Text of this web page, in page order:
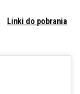
Linki do pobrania